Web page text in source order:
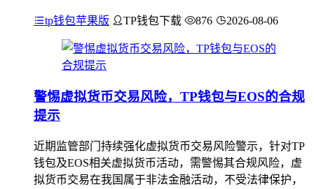
tp钱包苹果版 TP钱包下载 876 2026-08-06
警惕虚拟货币交易风险，TP钱包与EOS的合规
提示
近期监管部门持续强化虚拟货币交易风险警示，针对TP
钱包及EOS相关虚拟货币活动，需警惕其合规风险，虚
拟货币交易在我国属于非法金融活动，不受法律保护，